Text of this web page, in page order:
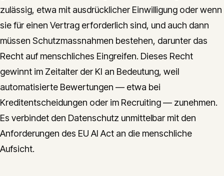
zulässig, etwa mit ausdrücklicher Einwilligung oder wenn
sie für einen Vertrag erforderlich sind, und auch dann
müssen Schutzmassnahmen bestehen, darunter das
Recht auf menschliches Eingreifen. Dieses Recht
gewinnt im Zeitalter der KI an Bedeutung, weil
automatisierte Bewertungen — etwa bei
Kreditentscheidungen oder im Recruiting — zunehmen.
Es verbindet den Datenschutz unmittelbar mit den
Anforderungen des EU AI Act an die menschliche
Aufsicht.